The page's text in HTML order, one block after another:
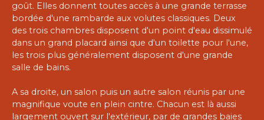
goût. Elles donnent toutes accès à une grande terrasse
bordée d'une rambarde aux volutes classiques. Deux
des trois chambres disposent d'un point d'eau dissimulé
dans un grand placard ainsi que d'un toilette pour l'une,
les trois plus généralement disposent d'une grande
salle de bains.
A sa droite, un salon puis un autre salon réunis par une
magnifique voute en plein cintre. Chacun est là aussi
largement ouvert sur l'extérieur, par de grandes baies